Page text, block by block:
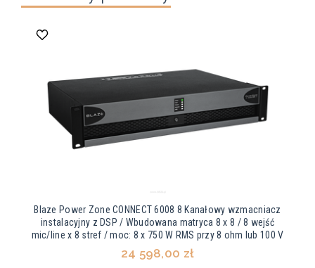
Blaze Power Zone CONNECT 6008 8 Kanałowy wzmacniacz
instalacyjny z DSP / Wbudowana matryca 8 x 8 / 8 wejść
mic/line x 8 stref / moc: 8 x 750 W RMS przy 8 ohm lub 100 V
24 598,00 zł